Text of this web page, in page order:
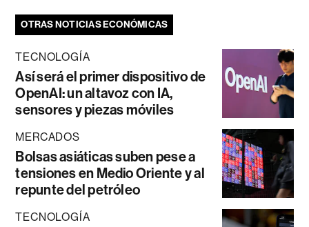
OTRAS NOTICIAS ECONÓMICAS
TECNOLOGÍA
Así será el primer dispositivo de
OpenAI: un altavoz con IA,
sensores y piezas móviles
MERCADOS
Bolsas asiáticas suben pese a
tensiones en Medio Oriente y al
repunte del petróleo
TECNOLOGÍA